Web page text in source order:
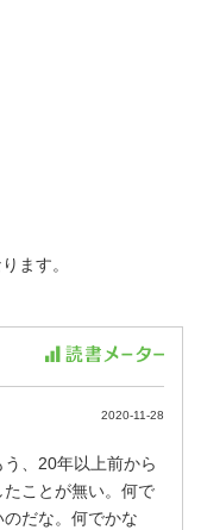
ます。
2020-11-28
、20年以上前から
ことが無い。何で
だな。何でかな